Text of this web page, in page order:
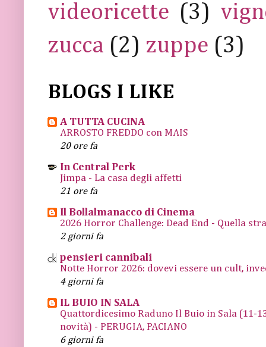
videoricette (3)
zucca (2) zuppe (3)
BLOGS I LIKE
A TUTTA CUCINA
ARROSTO FREDDO con MAIS
20 ore fa
In Central Perk
Jimpa - La casa degli affetti
21 ore fa
Il Bollalmanacco di Cinema
2026 Horror Challenge: Dead End - Quella
2 giorni fa
pensieri cannibali
Notte Horror 2026: dovevi essere un cult,
4 giorni fa
IL BUIO IN SALA
Quattordicesimo Raduno Il Buio in Sala (11-
novità) - PERUGIA, PACIANO
6 giorni fa